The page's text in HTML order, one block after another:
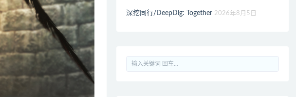
深挖同行/DeepDig: Together 2026年8月5日